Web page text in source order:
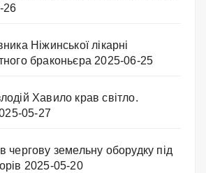
26
Ніжинської лікарні
браконьєра 2025-06-25
Хавило крав світло.
05-27
чергову земельну оборудку під
2025-05-20